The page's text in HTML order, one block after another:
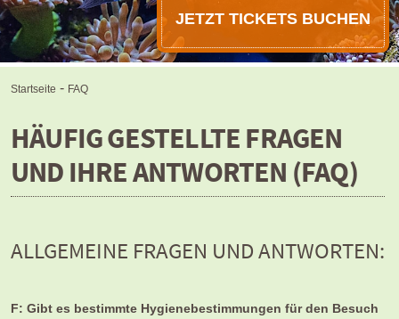
JETZT TICKETS BUCHEN
Startseite - FAQ
HÄUFIG GESTELLTE FRAGEN
UND IHRE ANTWORTEN (FAQ)
ALLGEMEINE FRAGEN UND ANTWORTEN:
F: Gibt es bestimmte Hygienebestimmungen für den Besuch
Tagen & Feiern
Lernen & Wissen